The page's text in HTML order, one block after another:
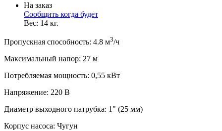
На заказ
Сообщить когда будет
Вес: 14 кг.
Пропускная способность: 4.8 м3/ч
Максимальный напор: 27 м
Потребляемая мощность: 0,55 кВт
Напряжение: 220 В
Диаметр выходного патрубка: 1" (25 мм)
Корпус насоса: Чугун